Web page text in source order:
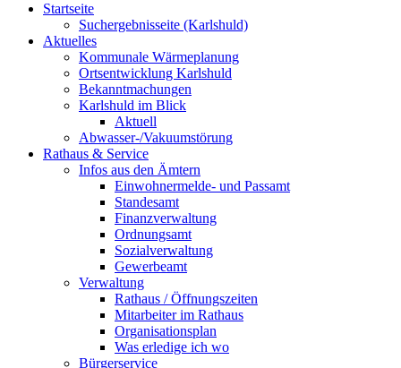
Startseite
Suchergebnisseite (Karlshuld)
Aktuelles
Kommunale Wärmeplanung
Ortsentwicklung Karlshuld
Bekanntmachungen
Karlshuld im Blick
Aktuell
Abwasser-/Vakuumstörung
Rathaus & Service
Infos aus den Ämtern
Einwohnermelde- und Passamt
Standesamt
Finanzverwaltung
Ordnungsamt
Sozialverwaltung
Gewerbeamt
Verwaltung
Rathaus / Öffnungszeiten
Mitarbeiter im Rathaus
Organisationsplan
Was erledige ich wo
Bürgerservice